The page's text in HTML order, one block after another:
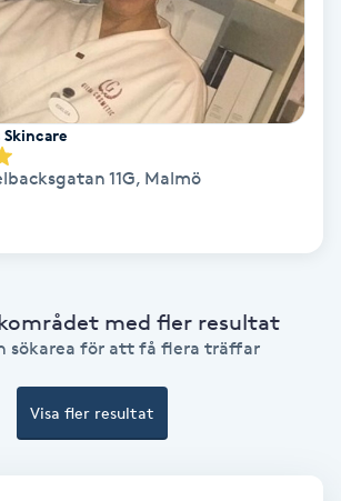
Skincare
11G, Malmö
med fler resultat
sökarea för att få flera träffar
Visa fler resultat